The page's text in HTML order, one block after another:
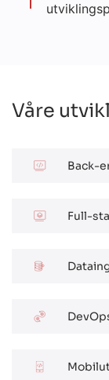
Våre
Back-
Full-